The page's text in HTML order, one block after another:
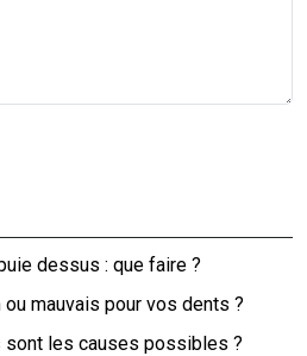
dessus : que faire ?
mauvais pour vos dents ?
sont les causes possibles ?